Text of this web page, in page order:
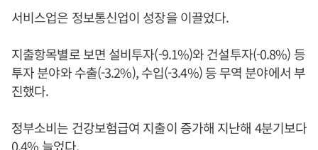
서비스업은 정보통신업이 성장을 이끌었다.
지출항목별로 보면 설비투자(-9.1%)와 건설투자(-0.8%) 등
투자 분야와 수출(-3.2%), 수입(-3.4%) 등 무역 분야에서 부
진했다.
정부소비는 건강보험급여 지출이 증가해 지난해 4분기보다
0.4% 늘었다.